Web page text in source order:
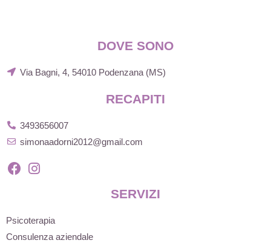
DOVE SONO
Via Bagni, 4, 54010 Podenzana (MS)
RECAPITI
3493656007
simonaadorni2012@gmail.com
SERVIZI
Psicoterapia
Consulenza aziendale